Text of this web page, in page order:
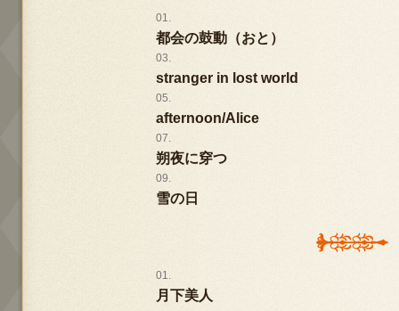
都会の鼓動（おと）
stranger in lost world
afternoon/Alice
朔夜に穿つ
雪の日
月下美人